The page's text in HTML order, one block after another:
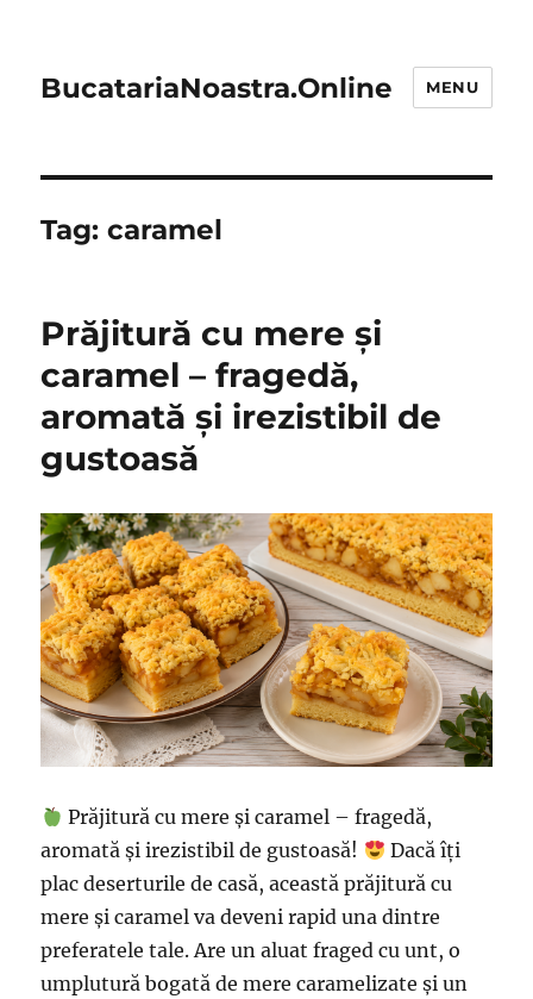
BucatariaNoastra.Online MENU
Tag:caramel
Prăjitură cu mere și
caramel – fragedă,
aromată și irezistibil de
gustoasă
Prăjitură cu mere și caramel – fragedă,
aromată și irezistibil de gustoasă!
Dacă îți
plac deserturile de casă, această prăjitură cu
mere și caramel va deveni rapid una dintre
preferatele tale. Are un aluat fraged cu unt, o
umplutură bogată de mere caramelizate și un